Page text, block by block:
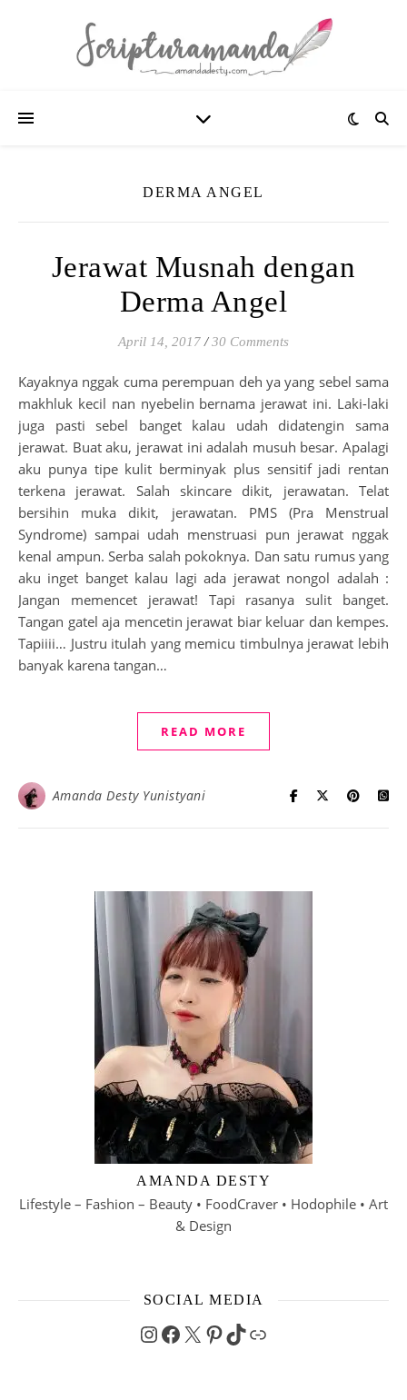
DERMA ANGEL
Jerawat Musnah dengan
Derma Angel
April 14, 2017 / 30 Comments
Kayaknya nggak cuma perempuan deh ya yang sebel sama
makhluk kecil nan nyebelin bernama jerawat ini. Laki-laki
juga pasti sebel banget kalau udah didatengin sama
jerawat. Buat aku, jerawat ini adalah musuh besar. Apalagi
aku punya tipe kulit berminyak plus sensitif jadi rentan
terkena jerawat. Salah skincare dikit, jerawatan. Telat
bersihin muka dikit, jerawatan. PMS (Pra Menstrual
Syndrome) sampai udah menstruasi pun jerawat nggak
kenal ampun. Serba salah pokoknya. Dan satu rumus yang
aku inget banget kalau lagi ada jerawat nongol adalah :
Jangan memencet jerawat! Tapi rasanya sulit banget.
Tangan gatel aja mencetin jerawat biar keluar dan kempes.
Tapiiii… Justru itulah yang memicu timbulnya jerawat lebih
banyak karena tangan…
READ MORE
Amanda Desty Yunistyani
AMANDA DESTY
Lifestyle – Fashion – Beauty • FoodCraver • Hodophile • Art
& Design
SOCIAL MEDIA
Instagram
Facebook
X Pinterest
TikTok
Link